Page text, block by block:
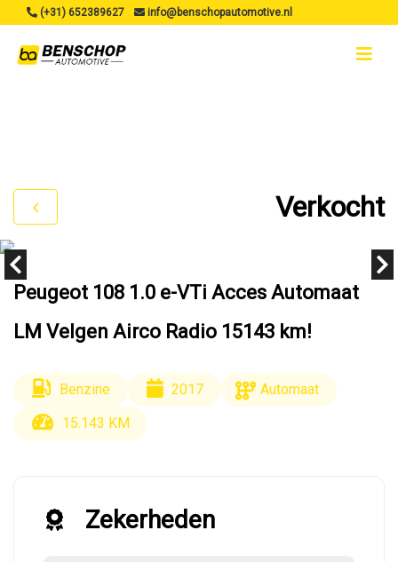
(+31) 652389627 info@benschopautomotive.nl
Verkocht
Peugeot 108 1.0 e-VTi Acces Automaat
LM Velgen Airco Radio 15143 km!
Benzine 2017
Automaat
15.143 KM
Zekerheden